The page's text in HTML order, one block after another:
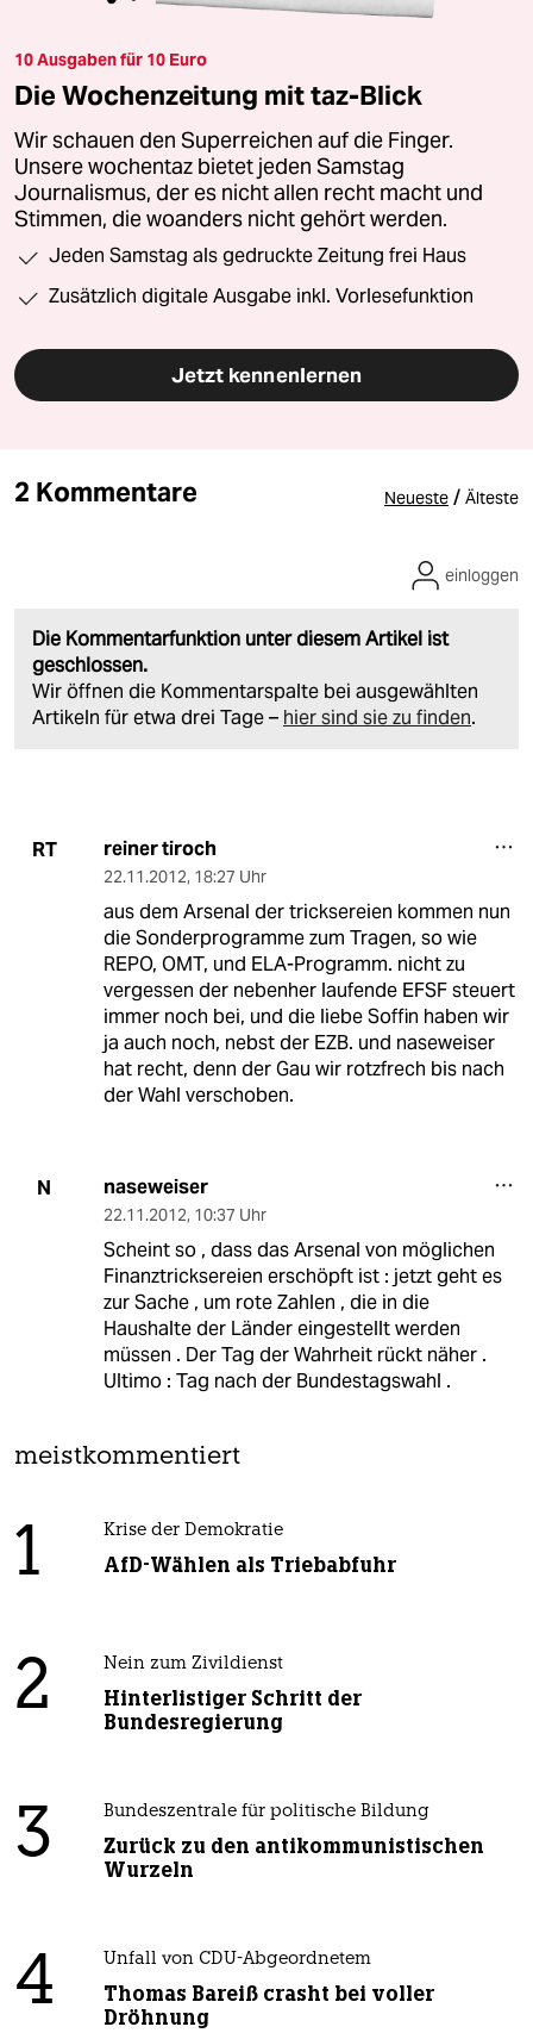
10 Ausgaben für 10 Euro
Die Wochenzeitung mit taz-Blick
Wir schauen den Superreichen auf die Finger.
Unsere wochentaz bietet jeden Samstag
Journalismus, der es nicht allen recht macht und
Stimmen, die woanders nicht gehört werden.
Jeden Samstag als gedruckte Zeitung frei Haus
Zusätzlich digitale Ausgabe inkl. Vorlesefunktion
Jetzt kennenlernen
2 Kommentare Neueste / Älteste
Die Kommentarfunktion unter diesem Artikel ist
geschlossen.
Wir öffnen die Kommentarspalte bei ausgewählten
Artikeln für etwa drei Tage – hier sind sie zu finden.
einloggen
RT reiner tiroch
22.11.2012, 18:27 Uhr
aus dem Arsenal der tricksereien kommen nun
die Sonderprogramme zum Tragen, so wie
REPO, OMT, und ELA-Programm. nicht zu
vergessen der nebenher laufende EFSF steuert
immer noch bei, und die liebe Soffin haben wir
ja auch noch, nebst der EZB. und naseweiser
hat recht, denn der Gau wir rotzfrech bis nach
der Wahl verschoben.
N naseweiser
22.11.2012, 10:37 Uhr
Scheint so , dass das Arsenal von möglichen
Finanztricksereien erschöpft ist : jetzt geht es
zur Sache , um rote Zahlen , die in die
Haushalte der Länder eingestellt werden
müssen . Der Tag der Wahrheit rückt näher .
Ultimo : Tag nach der Bundestagswahl .
meistkommentiert
1 Krise der Demokratie
AfD-Wählen als Triebabfuhr
2 Nein zum Zivildienst
Hinterlistiger Schritt der
Bundesregierung
3 Bundeszentrale für politische Bildung
Zurück zu den antikommunistischen
Wurzeln
4 Unfall von CDU-Abgeordnetem
Thomas Bareiß crasht bei voller
Dröhnung